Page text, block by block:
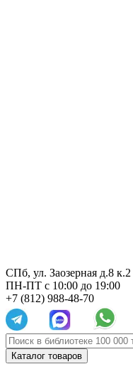
СПб, ул. Заозерная д.8 к.2
ПН-ПТ с 10:00 до 19:00
+7 (812) 988-48-70
Каталог товаров